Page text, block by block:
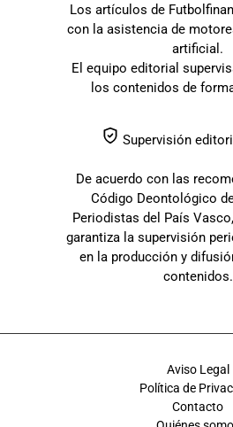
Los artículos de
con la asistencia de
artificial.
El equipo editorial
los contenidos de
Supervisión
De acuerdo con las
Código Deontológico
Periodistas del País
garantiza la supervisión
en la producción y
contenidos.
Aviso Legal
Política de
Contacto